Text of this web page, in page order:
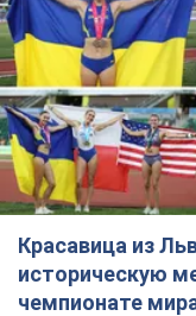
Красавица из
историческую
чемпионате